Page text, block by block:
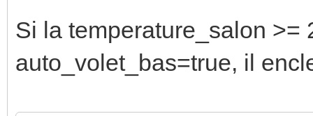
Si la temperature_salon >=
auto_volet_bas=true, il